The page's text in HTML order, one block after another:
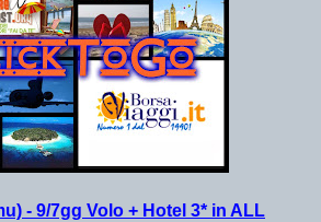
- 9/7gg Volo + Hotel 3* in ALL